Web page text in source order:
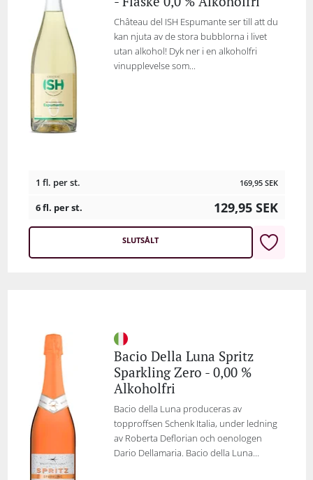
Château del ISH Espumante ser till att du
kan njuta av de stora bubblorna i livet
utan alkohol! Dyk ner i en alkoholfri
vinupplevelse som...
1 fl. per st. 169,95 SEK
6 fl. per st. 129,95 SEK
SLUTSÅLT
Bacio Della Luna Spritz
Sparkling Zero - 0,00 %
Alkoholfri
Bacio della Luna produceras av
topproffsen Schenk Italia, under ledning
av Roberta Deflorian och oenologen
Dario Dellamaria. Bacio della Luna...